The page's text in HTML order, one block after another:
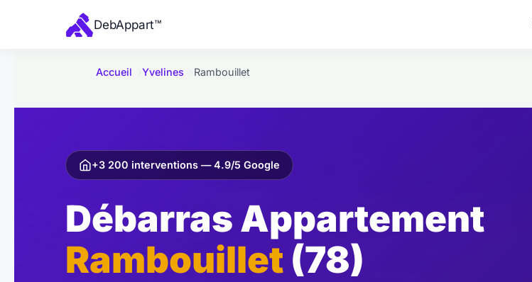
o
DebAppart™
Accueil Yvelines Rambouillet
+3 200 interventions — 4.9/5 Google
Débarras Appartement
Rambouillet (78)